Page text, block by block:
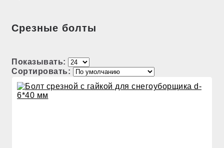
Срезные болты
Показывать:
Сортировать: